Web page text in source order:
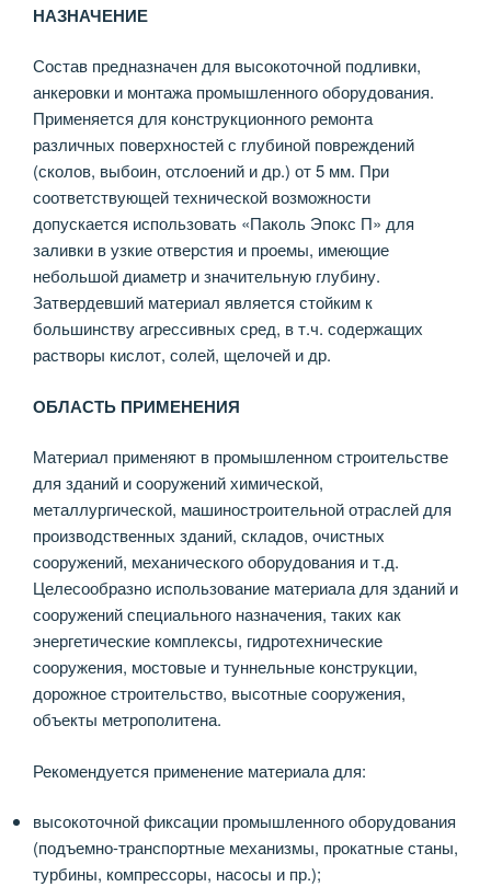
НАЗНАЧЕНИЕ
Состав предназначен для высокоточной подливки,
анкеровки и монтажа промышленного оборудования.
Применяется для конструкционного ремонта
различных поверхностей с глубиной повреждений
(сколов, выбоин, отслоений и др.) от 5 мм. При
соответствующей технической возможности
допускается использовать «Паколь Эпокс П» для
заливки в узкие отверстия и проемы, имеющие
небольшой диаметр и значительную глубину.
Затвердевший материал является стойким к
большинству агрессивных сред, в т.ч. содержащих
растворы кислот, солей, щелочей и др.
ОБЛАСТЬ ПРИМЕНЕНИЯ
Материал применяют в промышленном строительстве
для зданий и сооружений химической,
металлургической, машиностроительной отраслей для
производственных зданий, складов, очистных
сооружений, механического оборудования и т.д.
Целесообразно использование материала для зданий и
сооружений специального назначения, таких как
энергетические комплексы, гидротехнические
сооружения, мостовые и туннельные конструкции,
дорожное строительство, высотные сооружения,
объекты метрополитена.
Рекомендуется применение материала для:
высокоточной фиксации промышленного оборудования
(подъемно-транспортные механизмы, прокатные станы,
турбины, компрессоры, насосы и пр.);